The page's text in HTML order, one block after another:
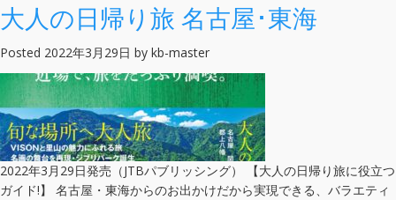
大人の日帰り旅 名古屋･東海
Posted 2022年3月29日 by kb-master
2022年3月29日発売（JTBパブリッシング） 【大人の日帰り旅に役立つ
ガイド!】 名古屋・東海からのお出かけだから実現できる、バラエティ